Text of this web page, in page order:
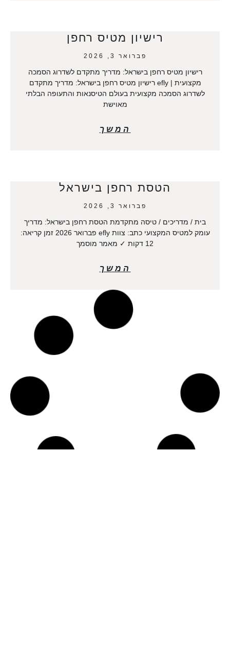
רישיון מטיס רחפן
פברואר 3, 2026
רישיון מטיס רחפן בישראל: מדריך מתקדם לשדרוג הסמכה
מקצועית | efly רישיון מטיס רחפן בישראל: מדריך מתקדם
לשדרוג הסמכה מקצועית בעולם הטיסנאות והתעופה הבלתי
מאוישת
המשך
הטסת רחפן בישראל
פברואר 3, 2026
בית / מדריכים / טיסה מתקדמת הטסת רחפן בישראל: מדריך
עומק למטיס המקצועי כתב: צוות efly פברואר 2026 זמן קריאה:
12 דקות ✓ מאמר מוסמך
המשך